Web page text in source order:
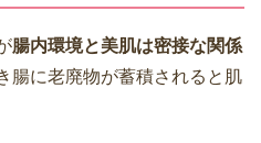
腸内環境と美肌は密接な関係
腸に老廃物が蓄積されると肌